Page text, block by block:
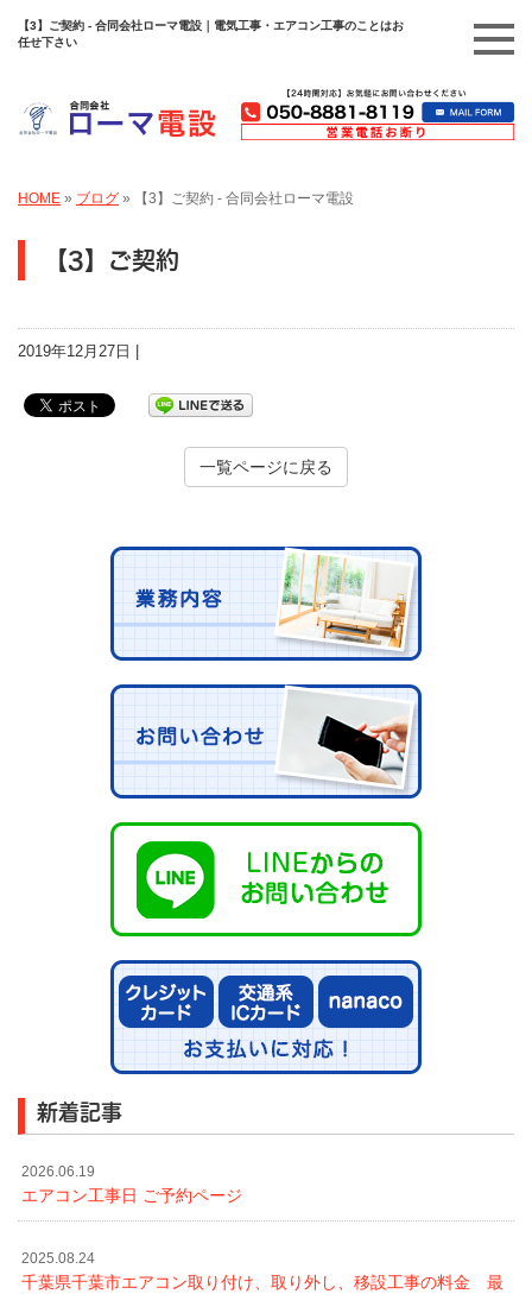
【3】ご契約 - 合同会社ローマ電設｜電気工事・エアコン工事のことはお
任せ下さい
HOME » ブログ » 【3】ご契約 - 合同会社ローマ電設
【3】ご契約
2019年12月27日 |
一覧ページに戻る
新着記事
2026.06.19
エアコン工事日 ご予約ページ
2025.08.24
千葉県千葉市エアコン取り付け、取り外し、移設工事の料金 最